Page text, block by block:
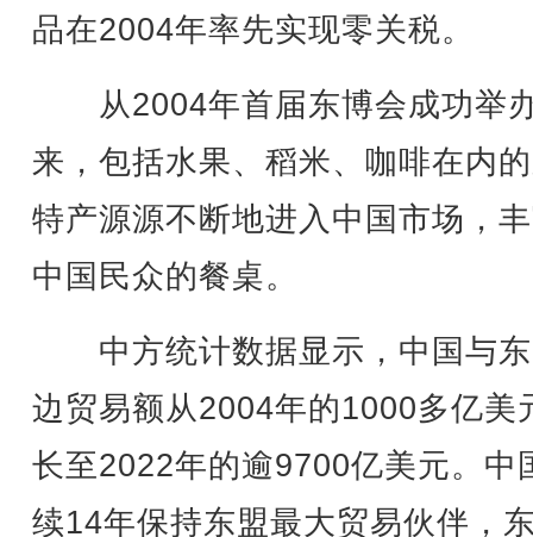
品在2004年率先实现零关税。
从2004年首届东博会成功举
来，包括水果、稻米、咖啡在内
特产源源不断地进入中国市场，
中国民众的餐桌。
中方统计数据显示，中国与
边贸易额从2004年的1000多亿美
长至2022年的逾9700亿美元。中
续14年保持东盟最大贸易伙伴，